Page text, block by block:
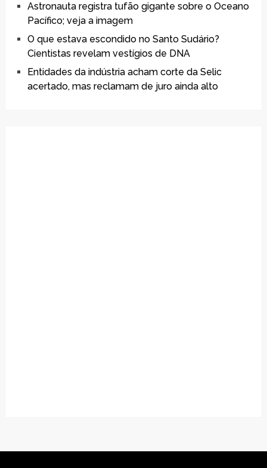
Astronauta registra tufão gigante sobre o Oceano
Pacífico; veja a imagem
O que estava escondido no Santo Sudário?
Cientistas revelam vestígios de DNA
Entidades da indústria acham corte da Selic
acertado, mas reclamam de juro ainda alto